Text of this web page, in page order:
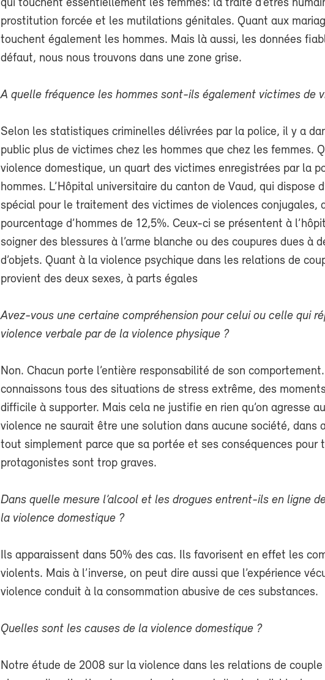
qui touchent essentiellement les femmes: la traite d’êtres
prostitution forcée et les mutilations génitales. Quant aux
touchent également les hommes. Mais là aussi, les données
défaut, nous nous trouvons dans une zone grise.
A quelle fréquence les hommes sont-ils également victimes de
Selon les statistiques criminelles délivrées par la police, il y a
public plus de victimes chez les hommes que chez les femmes.
violence domestique, un quart des victimes enregistrées par la
hommes. L’Hôpital universitaire du canton de Vaud, qui dispose
spécial pour le traitement des victimes de violences conjugales,
pourcentage d’hommes de 12,5%. Ceux-ci se présentent à
soigner des blessures à l’arme blanche ou des coupures dues à
d’objets. Quant à la violence psychique dans les relations de
provient des deux sexes, à parts égales
Avez-vous une certaine compréhension pour celui ou celle qui
violence verbale par de la violence physique ?
Non. Chacun porte l’entière responsabilité de son
connaissons tous des situations de stress extrême, des
difficile à supporter. Mais cela ne justifie en rien qu’on agresse
violence ne saurait être une solution dans aucune société, dans
tout simplement parce que sa portée et ses conséquences pour
protagonistes sont trop graves.
Dans quelle mesure l’alcool et les drogues entrent-ils en ligne
la violence domestique ?
Ils apparaissent dans 50% des cas. Ils favorisent en effet les
violents. Mais à l’inverse, on peut dire aussi que l’expérience
violence conduit à la consommation abusive de ces substances.
Quelles sont les causes de la violence domestique ?
Notre étude de 2008 sur la violence dans les relations de